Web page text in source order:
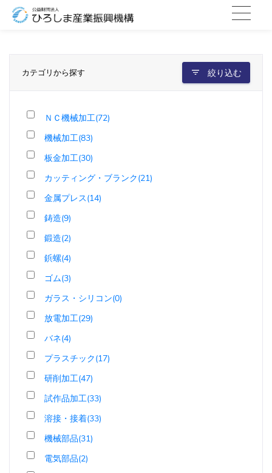
カテゴリから探す 絞り込む
ＮＣ機械加工(72)
機械加工(83)
板金加工(30)
カッティング・ブランク(21)
金属プレス(14)
鋳造(9)
鍛造(2)
鋲螺(4)
ゴム(3)
ガラス・シリコン(0)
放電加工(29)
バネ(4)
プラスチック(17)
研削加工(47)
試作品加工(33)
溶接・接着(33)
機械部品(31)
電気部品(2)